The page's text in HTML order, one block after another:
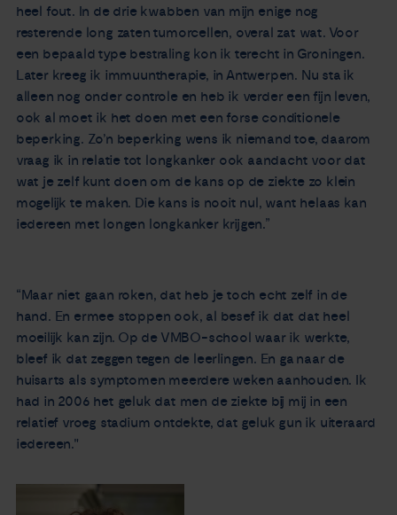
heel fout. In de drie kwabben van mijn enige nog
resterende long zaten tumorcellen, overal zat wat. Voor
een bepaald type bestraling kon ik terecht in Groningen.
Later kreeg ik immuuntherapie, in Antwerpen. Nu sta ik
alleen nog onder controle en heb ik verder een fijn leven,
ook al moet ik het doen met een forse conditionele
beperking. Zo’n beperking wens ik niemand toe, daarom
vraag ik in relatie tot longkanker ook aandacht voor dat
wat je zelf kunt doen om de kans op de ziekte zo klein
mogelijk te maken. Die kans is nooit nul, want helaas kan
iedereen met longen longkanker krijgen.”
“Maar niet gaan roken, dat heb je toch echt zelf in de
hand. En ermee stoppen ook, al besef ik dat dat heel
moeilijk kan zijn. Op de VMBO-school waar ik werkte,
bleef ik dat zeggen tegen de leerlingen. En ga naar de
huisarts als symptomen meerdere weken aanhouden. Ik
had in 2006 het geluk dat men de ziekte bij mij in een
relatief vroeg stadium ontdekte, dat geluk gun ik uiteraard
iedereen."